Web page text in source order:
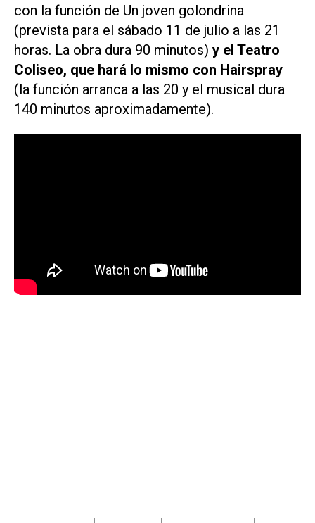
con la función de Un joven golondrina
(prevista para el sábado 11 de julio a las 21
horas. La obra dura 90 minutos) y el Teatro
Coliseo, que hará lo mismo con Hairspray
(la función arranca a las 20 y el musical dura
140 minutos aproximadamente).